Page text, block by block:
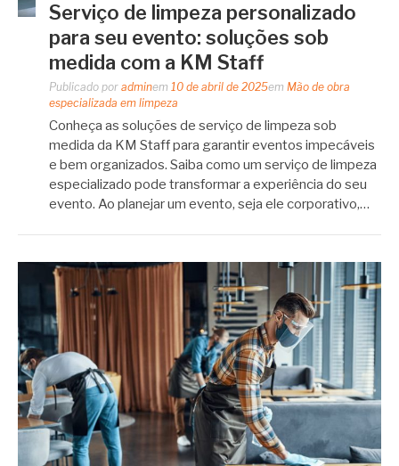
Serviço de limpeza personalizado
para seu evento: soluções sob
medida com a KM Staff
Publicado por adminem 10 de abril de 2025em Mão de obra
especializada em limpeza
Conheça as soluções de serviço de limpeza sob
medida da KM Staff para garantir eventos impecáveis
e bem organizados. Saiba como um serviço de limpeza
especializado pode transformar a experiência do seu
evento. Ao planejar um evento, seja ele corporativo,…